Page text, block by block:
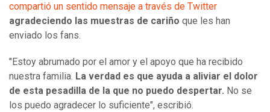
compartió un sentido mensaje a través de Twitter
agradeciendo las muestras de cariño que les han
enviado los fans.
"Estoy abrumado por el amor y el apoyo que ha recibido
nuestra familia. La verdad es que ayuda a aliviar el dolor
de esta pesadilla de la que no puedo despertar. No se
los puedo agradecer lo suficiente", escribió.